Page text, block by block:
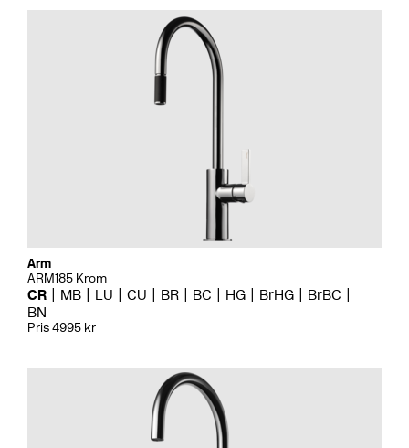
Arm
ARM185 Krom
CR MB LU CU BR BC HG BrHG
BrBC
BN
Pris 4995 kr